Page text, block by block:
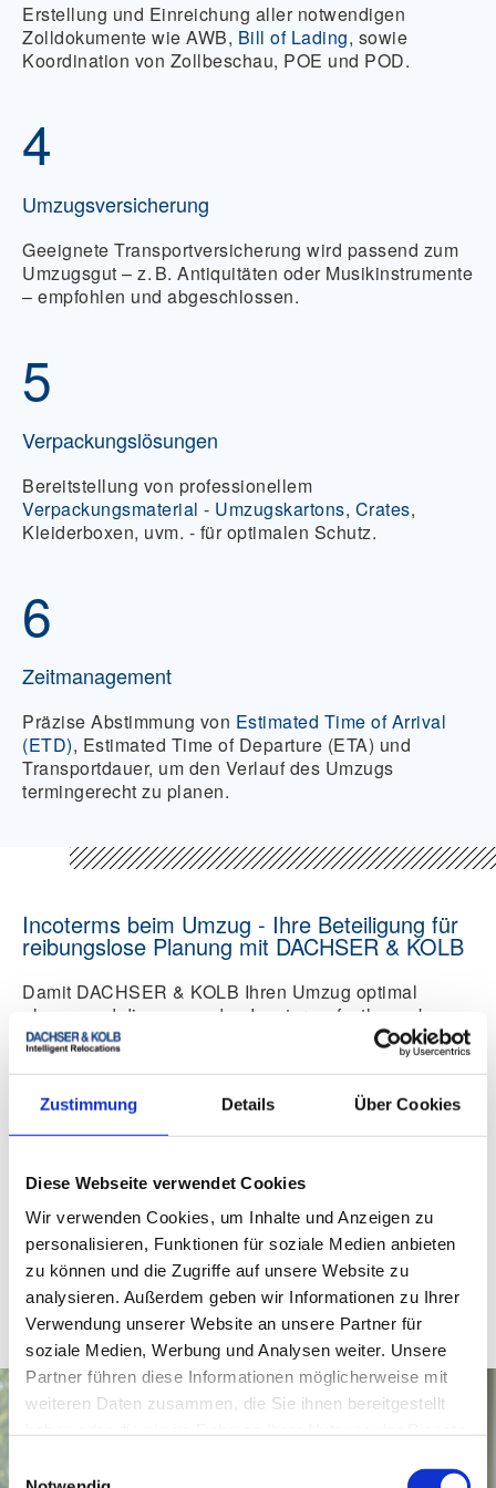
Zustimmung Details Über Cookies
Diese Webseite verwendet Cookies
Wir verwenden Cookies, um Inhalte und Anzeigen zu
personalisieren, Funktionen für soziale Medien anbieten
zu können und die Zugriffe auf unsere Website zu
analysieren. Außerdem geben wir Informationen zu Ihrer
Verwendung unserer Website an unsere Partner für
soziale Medien, Werbung und Analysen weiter. Unsere
Partner führen diese Informationen möglicherweise mit
weiteren Daten zusammen, die Sie ihnen bereitgestellt
Erstellung und Einreichung aller notwendigen
Zolldokumente wie AWB, Bill of Lading, sowie
Koordination von Zollbeschau, POE und POD.
4
Umzugsversicherung
Geeignete Transportversicherung wird passend zum
Umzugsgut – z. B. Antiquitäten oder Musikinstrumente
– empfohlen und abgeschlossen.
5
Verpackungslösungen
Bereitstellung von professionellem
Verpackungsmaterial - Umzugskartons, Crates,
Kleiderboxen, uvm. - für optimalen Schutz.
6
Zeitmanagement
Präzise Abstimmung von Estimated Time of Arrival
(ETD), Estimated Time of Departure (ETA) und
Transportdauer, um den Verlauf des Umzugs
termingerecht zu planen.
Incoterms beim Umzug - Ihre Beteiligung für
reibungslose Planung mit DACHSER & KOLB
Damit DACHSER & KOLB Ihren Umzug optimal
planen und die passenden Incoterms festlegen kann,
sind folgende Angaben vom Kunden notwendig:
Detaillierte Aufstellung aller Gegenstände -
Umzugsgutliste
Anlieferungsbedarf
Eigenregie (PBO) oder unser professioneller
Packservice
Gewünschte Transportdauer und Umzugszeitraum
Bedarf einer temporäre Möbeleinlagerung